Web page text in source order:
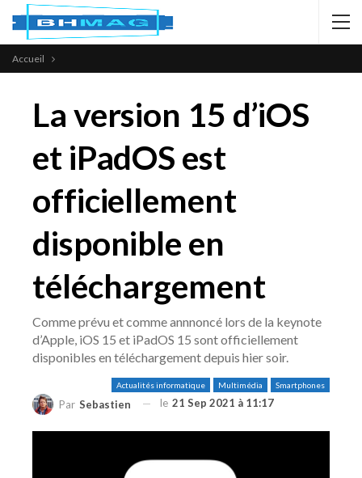
Accueil
La version 15 d’iOS
et iPadOS est
officiellement
disponible en
téléchargement
Comme prévu et comme annnoncé lors de la keynote
d’Apple, iOS 15 et iPadOS 15 sont officiellement
disponibles en téléchargement depuis hier soir.
Actualités informatique Multimédia Smartphones
Par Sebastien le 21 Sep 2021 à 11:17